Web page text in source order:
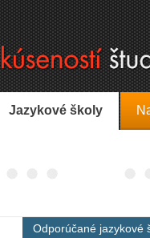
Jazykové školy
Odporúčané jazykové